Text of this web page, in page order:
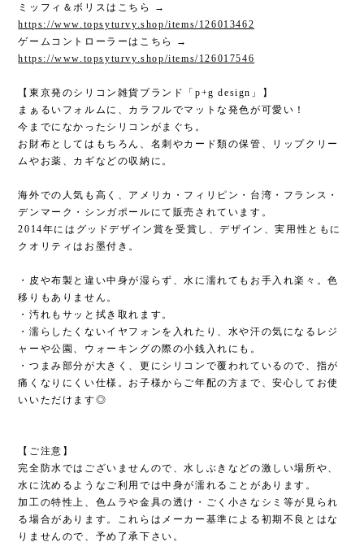
ミッフィ＆ボリスはこちら →
https://www.topsyturvy.shop/items/126013462
ゲームコントローラーはこちら →
https://www.topsyturvy.shop/items/126017546
【東京発のシリコン雑貨ブランド「p+g design」】
まぁるいフォルムに、カラフルでマットな発色が可愛い！
今までになかったシリコンがまぐち。
お財布としてはもちろん、名刺やカード類の保管、リップクリー
ムやお薬、カギなどの収納に。
海外での人気も高く、アメリカ・フィリピン・台湾・フランス・
デンマーク・シンガポールにて販売されています。
2014年にはグッドデザイン賞を受賞し、デザイン、実用性ともに
クオリティはお墨付き。
・皮や布製と違い中身が湿らず、水に濡れてもお手入れ楽々。色
移りもありません。
・汚れもサッと拭き取れます。
・濡らしたくないイヤフォンを入れたり、水や汗の気になるレジ
ャーや公園、ウォーキングの際の小銭入れにも。
・つまみ部分が大きく、更にシリコンで覆われているので、指が
痛くなりにくい仕様。お子様からご年配の方まで、安心してお使
いいただけます◎
【ご注意】
完全防水ではございませんので、水しぶきなどの激しい場所や、
水に沈めるようなご利用では中身が濡れることがあります。
加工の特性上、色ムラや金具の透け・ごく小さなシミ等が見られ
る場合があります。これらはメーカー基準による初期不良とはな
りませんので、予め了承下さい。